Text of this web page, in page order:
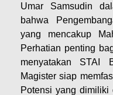
Umar Samsudin
bahwa
yang mencakup
Perhatian penting
menyatakan STAI
Magister siap
Potensi yang dimiliki